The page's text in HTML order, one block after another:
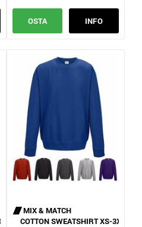
OSTA INFO
MIX & MATCH
COTTON SWEATSHIRT XS-3XL